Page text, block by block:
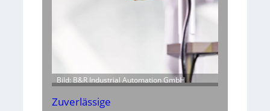
Bild: B&R Industrial Automation GmbH
Zuverlässige